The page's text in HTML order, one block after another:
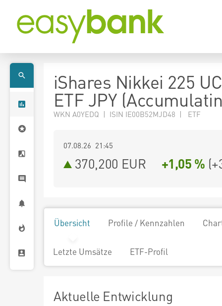
iShares Nikkei 225
ETF JPY
WKN A0YEDQ | ISIN IE00B52MJD48 | ETF
07.08.26 21:45
370,200 EUR +1,05 % (
Übersicht Profile / Kennzahlen
Letzte Umsätze ETF-Profil
Aktuelle Entwicklung